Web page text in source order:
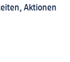
Aktionen